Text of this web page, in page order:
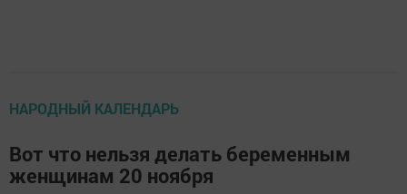
НАРОДНЫЙ КАЛЕНДАРЬ
Вот что нельзя делать беременным
женщинам 20 ноября